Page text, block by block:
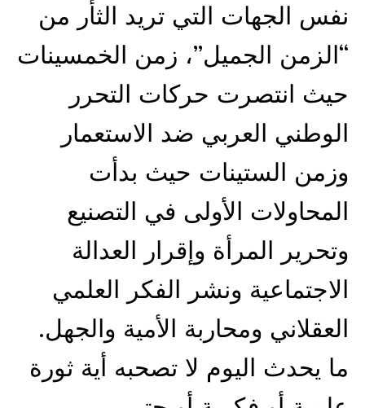
نفس الجهات التي تريد الثأر من
“الزمن الجميل”، زمن الخمسينات
حيث انتصرت حركات التحرر
الوطني العربي ضد الاستعمار
وزمن الستينات حيث بدأت
المحاولات الأولى في التصنيع
وتحرير المرأة وإقرار العدالة
الاجتماعية ونشر الفكر العلمي
العقلاني ومحاربة الأمية والجهل.
ما يحدث اليوم لا تصحبه أية ثورة